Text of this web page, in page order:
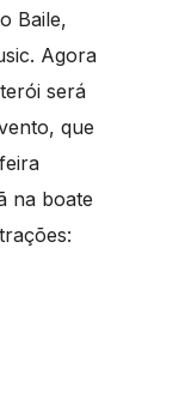
Baile,
Agora
será
que
na boate